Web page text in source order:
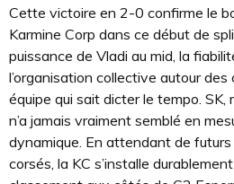
Cette victoire en 2-0 confirme le
Karmine Corp dans ce début de
puissance de Vladi au mid, la
l’organisation collective autour
équipe qui sait dicter le tempo. SK,
n’a jamais vraiment semblé en
dynamique. En attendant de
corsés, la KC s’installe